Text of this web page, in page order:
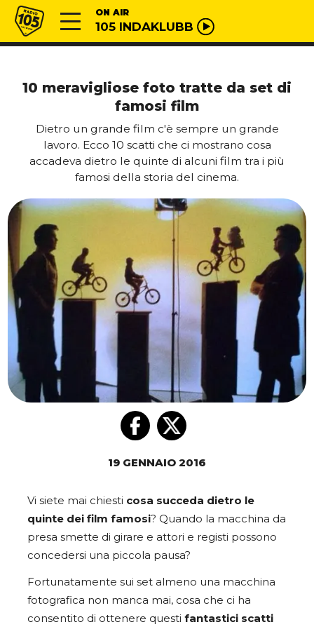
Vai al contenuto
Radio 105 ON AIR
105 INDAKLUBB
10 meravigliose foto tratte da set di
famosi film
Dietro un grande film c'è sempre un grande
lavoro. Ecco 10 scatti che ci mostrano cosa
accadeva dietro le quinte di alcuni film tra i più
famosi della storia del cinema.
19 GENNAIO 2016
Vi siete mai chiesti cosa succeda dietro le
quinte dei film famosi? Quando la macchina da
presa smette di girare e attori e registi possono
concedersi una piccola pausa?
Fortunatamente sui set almeno una macchina
fotografica non manca mai, cosa che ci ha
consentito di ottenere questi fantastici scatti